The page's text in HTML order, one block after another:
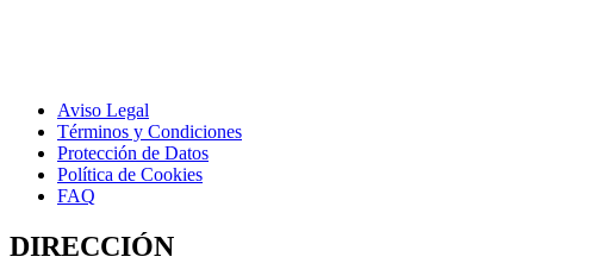
Aviso Legal
Términos y Condiciones
Protección de Datos
Política de Cookies
FAQ
DIRECCIÓN